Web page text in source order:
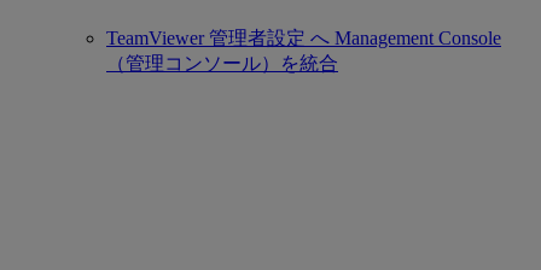
TeamViewer 管理者設定 へ Management Console
（管理コンソール）を統合